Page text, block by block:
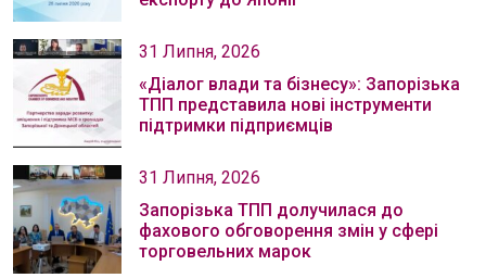
31 Липня, 2026
«Діалог влади та бізнесу»: Запорізька
ТПП представила нові інструменти
підтримки підприємців
31 Липня, 2026
Запорізька ТПП долучилася до
фахового обговорення змін у сфері
торговельних марок